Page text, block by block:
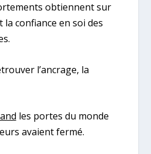
obtiennent sur
la confiance en soi des
l’ancrage, la
les portes du monde
avaient fermé.